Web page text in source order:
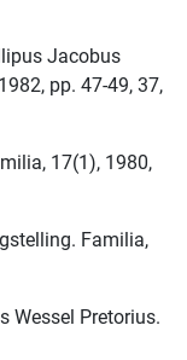
Jacobus
pp. 47-49, 37,
17(1), 1980,
Familia,
Wessel Pretorius.